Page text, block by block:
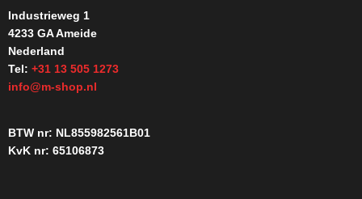
Industrieweg 1
4233 GA Ameide
Nederland
Tel: +31 13 505 1273
info@m-shop.nl
BTW nr: NL855982561B01
KvK nr: 65106873